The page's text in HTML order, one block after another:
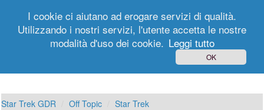
Registrati
Star Trek GDR Off Topic Star Trek
I cookie ci aiutano ad erogare servizi di qualità.
Utilizzando i nostri servizi, l'utente accetta le nostre
modalità d'uso dei cookie. Leggi tutto
OK